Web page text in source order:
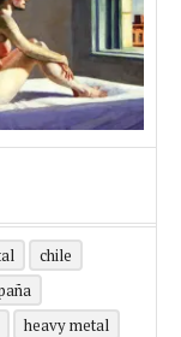
chile
heavy metal